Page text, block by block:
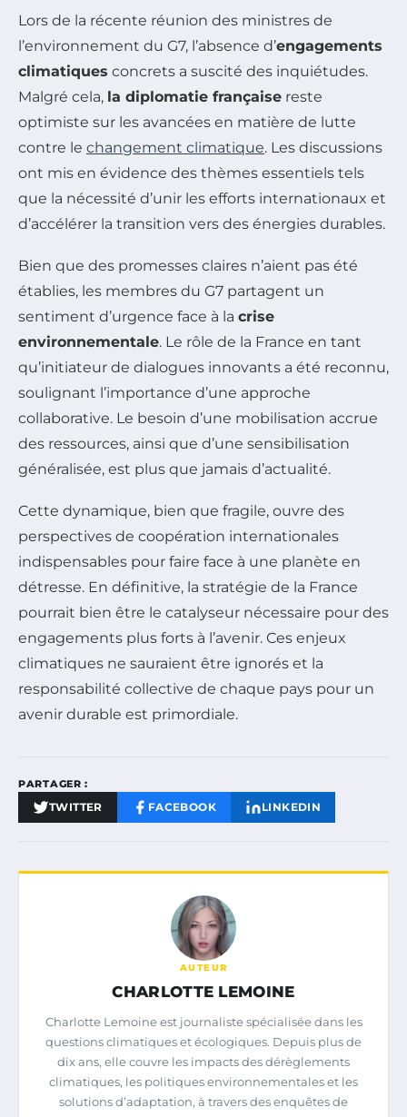
Lors de la récente réunion des ministres de
l’environnement du G7, l’absence d’engagements
climatiques concrets a suscité des inquiétudes.
Malgré cela, la diplomatie française reste
optimiste sur les avancées en matière de lutte
contre le changement climatique. Les discussions
ont mis en évidence des thèmes essentiels tels
que la nécessité d’unir les efforts internationaux et
d’accélérer la transition vers des énergies durables.
Bien que des promesses claires n’aient pas été
établies, les membres du G7 partagent un
sentiment d’urgence face à la crise
environnementale. Le rôle de la France en tant
qu’initiateur de dialogues innovants a été reconnu,
soulignant l’importance d’une approche
collaborative. Le besoin d’une mobilisation accrue
des ressources, ainsi que d’une sensibilisation
généralisée, est plus que jamais d’actualité.
Cette dynamique, bien que fragile, ouvre des
perspectives de coopération internationales
indispensables pour faire face à une planète en
détresse. En définitive, la stratégie de la France
pourrait bien être le catalyseur nécessaire pour des
engagements plus forts à l’avenir. Ces enjeux
climatiques ne sauraient être ignorés et la
responsabilité collective de chaque pays pour un
avenir durable est primordiale.
PARTAGER :
TWITTER FACEBOOK LINKEDIN
AUTEUR
CHARLOTTE LEMOINE
Charlotte Lemoine est journaliste spécialisée dans les
questions climatiques et écologiques. Depuis plus de
dix ans, elle couvre les impacts des dérèglements
climatiques, les politiques environnementales et les
solutions d’adaptation, à travers des enquêtes de